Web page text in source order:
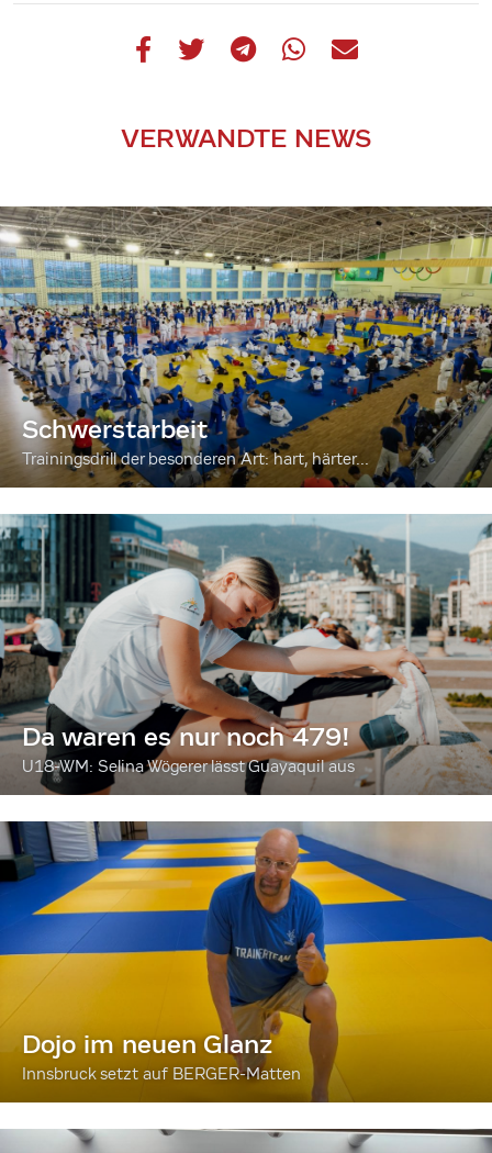
VERWANDTE NEWS
Schwerstarbeit
Trainingsdrill der besonderen Art: hart, härter...
Da waren es nur noch 479!
U18-WM: Selina Wögerer lässt Guayaquil aus
Dojo im neuen Glanz
Innsbruck setzt auf BERGER-Matten